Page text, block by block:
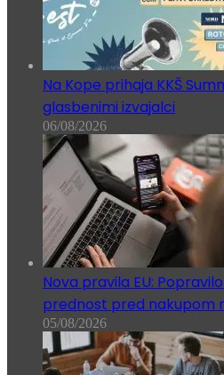
Na Kope prihaja KKŠ
glasbenimi izvajalci
06/08/2026
Nova pravila EU:
prednost pred nakupom
05/08/2026